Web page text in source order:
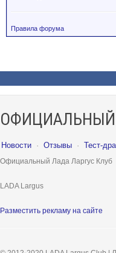
Правила форума
ОФИЦИАЛЬНЫЙ
Новости · Отзывы · Тест-
Официальный Лада Ларгус Клуб
LADA Largus
Разместить рекламу на сайте